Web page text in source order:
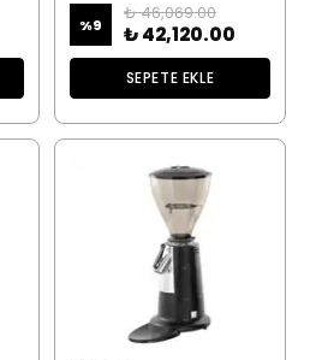
%9
₺ 46,069.00
₺ 42,120.00
SEPETE EKLE